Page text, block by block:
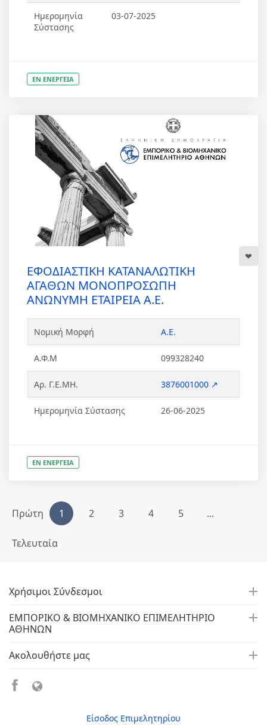
Ημερομηνία
Σύστασης
03-07-2025
ΕΝ ΕΝΕΡΓΕΙΑ
ΕΦΟΔΙΑΣΤΙΚΗ ΚΑΤΑΝΑΛΩΤΙΚΗ
ΑΓΑΘΩΝ ΜΟΝΟΠΡΟΣΩΠΗ
ΑΝΩΝΥΜΗ ΕΤΑΙΡΕΙΑ Α.Ε.
Νομική Μορφή Α.Ε.
Α.Φ.Μ 099328240
Αρ. Γ.Ε.ΜΗ. 3876001000 ↗
Ημερομηνία Σύστασης 26-06-2025
ΕΝ ΕΝΕΡΓΕΙΑ
Πρώτη 1 2 3 4 5 ...
Τελευταία
Χρήσιμοι Σύνδεσμοι
ΕΜΠΟΡΙΚΟ & ΒΙΟΜΗΧΑΝΙΚΟ ΕΠΙΜΕΛΗΤΗΡΙΟ
ΑΘΗΝΩΝ
Ακολουθήστε μας
Είσοδος Επιμελητηρίου